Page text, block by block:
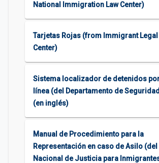
National Immigration Law Center)
Tarjetas Rojas (from Immigrant
Center)
Sistema localizador de detenidos por
línea (del Departamento de
(en inglés)
Manual de Procedimiento para la
Representación en caso de Asilo (del
Nacional de Justicia para